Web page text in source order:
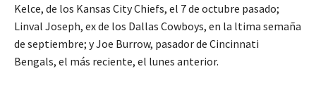
Kelce, de los Kansas City Chiefs, el 7 de octubre pasado;
Linval Joseph, ex de los Dallas Cowboys, en la ltima semaña
de septiembre; y Joe Burrow, pasador de Cincinnati
Bengals, el más reciente, el lunes anterior.